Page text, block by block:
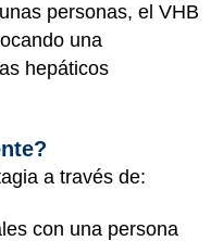
personas, el VHB
una
hepáticos
a través de:
con una persona